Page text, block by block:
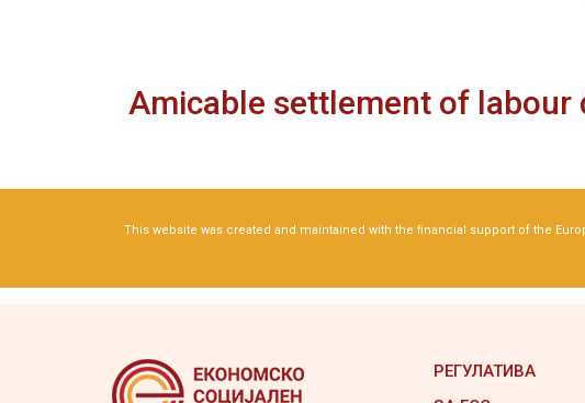
Amicable settlement of labour
This website was created and maintained with the ﬁnancial support of the
РЕГУЛАТИВА